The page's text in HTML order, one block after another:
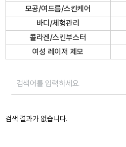
모공/여드름/스킨케어
바디/체형관리
콜라겐/스킨부스터
여성 레이저 제모
검색 결과가 없습니다.